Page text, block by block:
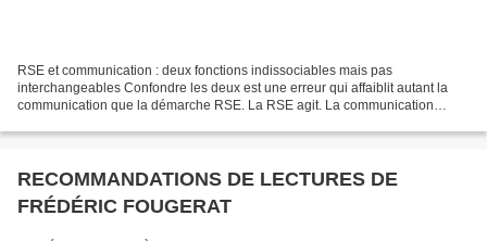
RSE et communication : deux fonctions indissociables mais pas
interchangeables Confondre les deux est une erreur qui affaiblit autant la
communication que la démarche RSE. La RSE agit. La communication
RECOMMANDATIONS DE LECTURES DE
FRÉDÉRIC FOUGERAT